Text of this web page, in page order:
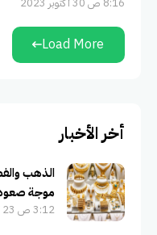
Load More
أخر الأخبار
الذهب
موجة صعود
3:12 ص 23 أكتوبر 2025